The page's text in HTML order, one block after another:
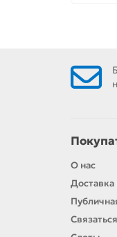
О нас
Доставка